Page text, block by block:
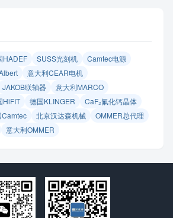
HADEF SUSS光刻机
Camtec电源
意大利CEAR电机
JAKOB联轴器
意大利MARCO
HiFIT 德国KLINGER
CaF₂氟化钙晶体
Camtec 北京汉达森机械
OMMER总代理
意大利OMMER